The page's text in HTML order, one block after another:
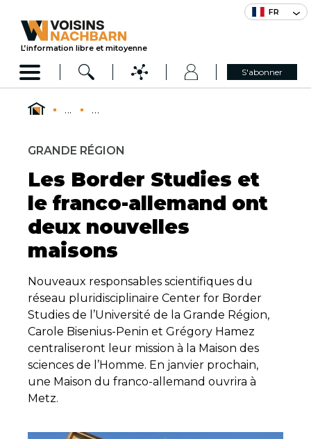
FR
L’information libre et mitoyenne
S'abonner
... ...
GRANDE RÉGION
Les Border Studies et
le franco-allemand ont
deux nouvelles
maisons
Nouveaux responsables scientifiques du
réseau pluridisciplinaire Center for Border
Studies de l’Université de la Grande Région,
Carole Bisenius-Penin et Grégory Hamez
centraliseront leur mission à la Maison des
sciences de l’Homme. En janvier prochain,
une Maison du franco-allemand ouvrira à
Metz.